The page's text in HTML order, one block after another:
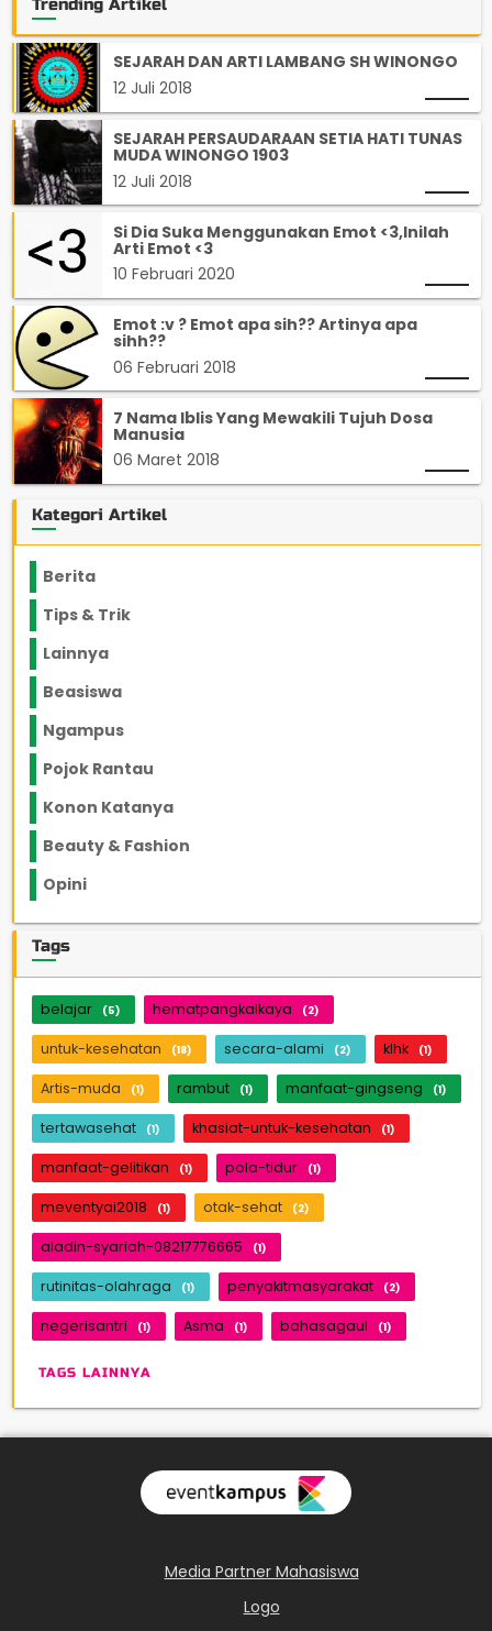
Trending Artikel
SEJARAH DAN ARTI LAMBANG SH WINONGO
12 Juli 2018
SEJARAH PERSAUDARAAN SETIA HATI TUNAS
MUDA WINONGO 1903
12 Juli 2018
Si Dia Suka Menggunakan Emot <3,Inilah
Arti Emot <3
10 Februari 2020
Emot :v ? Emot apa sih?? Artinya apa
sihh??
06 Februari 2018
7 Nama Iblis Yang Mewakili Tujuh Dosa
Manusia
06 Maret 2018
Kategori Artikel
Berita
Tips & Trik
Lainnya
Beasiswa
Ngampus
Pojok Rantau
Konon Katanya
Beauty & Fashion
Opini
Tags
belajar (5) hematpangkalkaya (2)
untuk-kesehatan (18) secara-alami (2) klhk (1)
Artis-muda (1) rambut (1) manfaat-gingseng (1)
tertawasehat (1) khasiat-untuk-kesehatan (1)
manfaat-gelitikan (1) pola-tidur (1)
meventyai2018 (1) otak-sehat (2)
aladin-syariah-08217776665 (1)
rutinitas-olahraga (1) penyakitmasyarakat (2)
negerisantri (1) Asma (1) bahasagaul (1)
TAGS LAINNYA
Media Partner Mahasiswa
Logo